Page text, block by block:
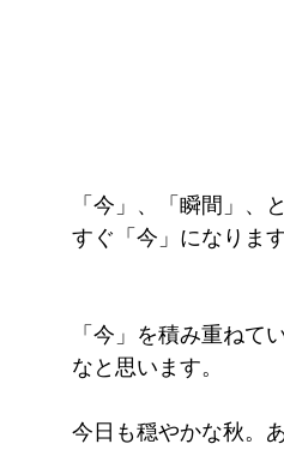
「今」、「瞬間」、
すぐ「今」になります
「今」を積み重ねて
なと思います。
今日も穏やかな秋。